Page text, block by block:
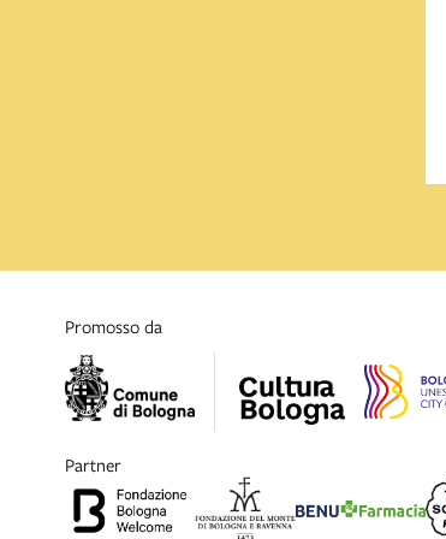
promosso da
partner